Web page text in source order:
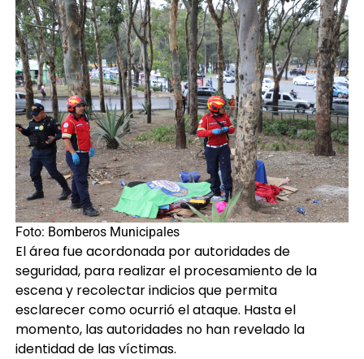
Foto: Bomberos Municipales
El área fue acordonada por autoridades de
seguridad, para realizar el procesamiento de la
escena y recolectar indicios que permita
esclarecer como ocurrió el ataque. Hasta el
momento, las autoridades no han revelado la
identidad de las víctimas.